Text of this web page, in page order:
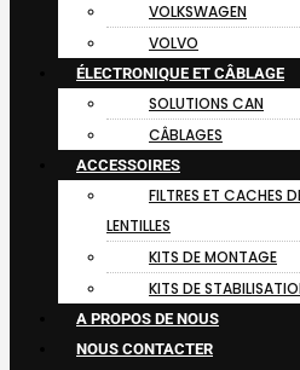
VOLKSWAGEN
VOLVO
ÉLECTRONIQUE ET CÂBLAGE
SOLUTIONS CAN
CÂBLAGES
ACCESSOIRES
FILTRES ET CACHES
LENTILLES
KITS DE MONTAGE
KITS DE
A PROPOS DE NOUS
NOUS CONTACTER